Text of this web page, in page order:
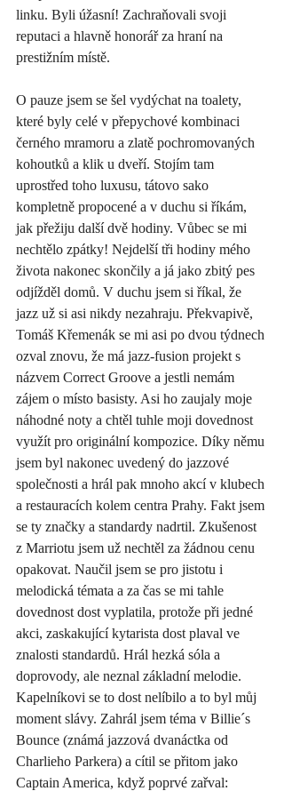
linku. Byli úžasní! Zachraňovali svoji
reputaci a hlavně honorář za hraní na
prestižním místě.
O pauze jsem se šel vydýchat na toalety,
které byly celé v přepychové kombinaci
černého mramoru a zlatě pochromovaných
kohoutků a klik u dveří. Stojím tam
uprostřed toho luxusu, tátovo sako
kompletně propocené a v duchu si říkám,
jak přežiju další dvě hodiny. Vůbec se mi
nechtělo zpátky! Nejdelší tři hodiny mého
života nakonec skončily a já jako zbitý pes
odjížděl domů. V duchu jsem si říkal, že
jazz už si asi nikdy nezahraju. Překvapivě,
Tomáš Křemenák se mi asi po dvou týdnech
ozval znovu, že má jazz-fusion projekt s
názvem Correct Groove a jestli nemám
zájem o místo basisty. Asi ho zaujaly moje
náhodné noty a chtěl tuhle moji dovednost
využít pro originální kompozice. Díky němu
jsem byl nakonec uvedený do jazzové
společnosti a hrál pak mnoho akcí v klubech
a restauracích kolem centra Prahy. Fakt jsem
se ty značky a standardy nadrtil. Zkušenost
z Marriotu jsem už nechtěl za žádnou cenu
opakovat. Naučil jsem se pro jistotu i
melodická témata a za čas se mi tahle
dovednost dost vyplatila, protože při jedné
akci, zaskakující kytarista dost plaval ve
znalosti standardů. Hrál hezká sóla a
doprovody, ale neznal základní melodie.
Kapelníkovi se to dost nelíbilo a to byl můj
moment slávy. Zahrál jsem téma v Billie´s
Bounce (známá jazzová dvanáctka od
Charlieho Parkera) a cítil se přitom jako
Captain America, když poprvé zařval: